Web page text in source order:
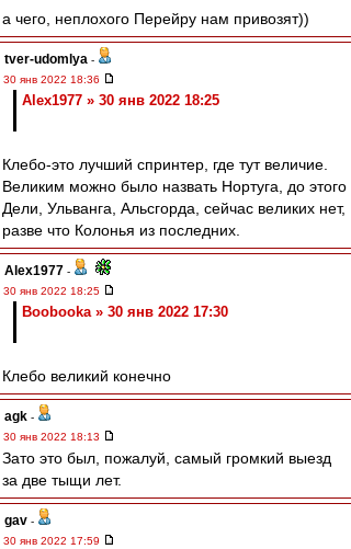
а чего, неплохого Перейру нам привозят))
tver-udomlya -
30 янв 2022 18:36
Alex1977 » 30 янв 2022 18:25
Клебо-это лучший спринтер, где тут величие.
Великим можно было назвать Нортуга, до этого
Дели, Ульванга, Альсгорда, сейчас великих нет,
разве что Колонья из последних.
Alex1977 -
30 янв 2022 18:25
Boobooka » 30 янв 2022 17:30
Клебо великий конечно
agk -
30 янв 2022 18:13
Зато это был, пожалуй, самый громкий выезд
за две тыщи лет.
gav -
30 янв 2022 17:59